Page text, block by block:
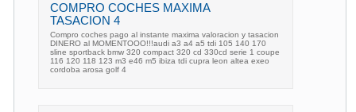
COMPRO COCHES MAXIMA
TASACION 4
Compro coches pago al instante maxima valoracion y tasacion
DINERO al MOMENTOOO!!!audi a3 a4 a5 tdi 105 140 170
sline sportback bmw 320 compact 320 cd 330cd serie 1 coupe
116 120 118 123 m3 e46 m5 ibiza tdi cupra leon altea exeo
cordoba arosa golf 4